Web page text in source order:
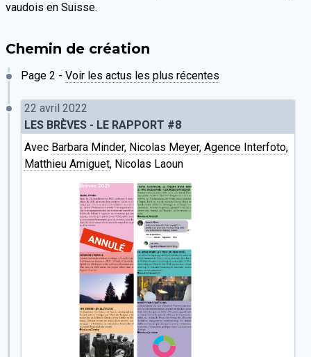
vaudois en Suisse.
Chemin de création
Page 2 - Voir les actus les plus récentes
22 avril 2022
LES BRÈVES - LE RAPPORT #8
Avec Barbara Minder, Nicolas Meyer, Agence Interfoto,
Matthieu Amiguet, Nicolas Laoun